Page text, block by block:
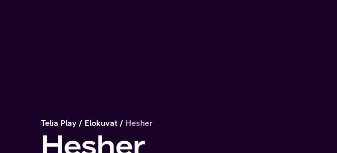
Telia Play Elokuvat Hesher
Hesher